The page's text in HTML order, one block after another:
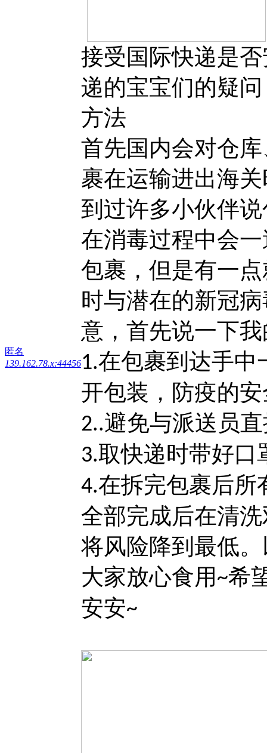
匿名
139.162.78.x:44456
接受国际快递是
递的宝宝们的疑
方法
首先国内会对仓
裹在运输进出海
到过许多小伙伴
在消毒过程中会
包裹，但是有一
时与潜在的新冠
意，首先说一下
1.在包裹到达手中
开包装，防疫的
2..避免与派送员
3.取快递时带好口
4.在拆完包裹后所
全部完成后在清
将风险降到最低
大家放心食用 ~希
安安~